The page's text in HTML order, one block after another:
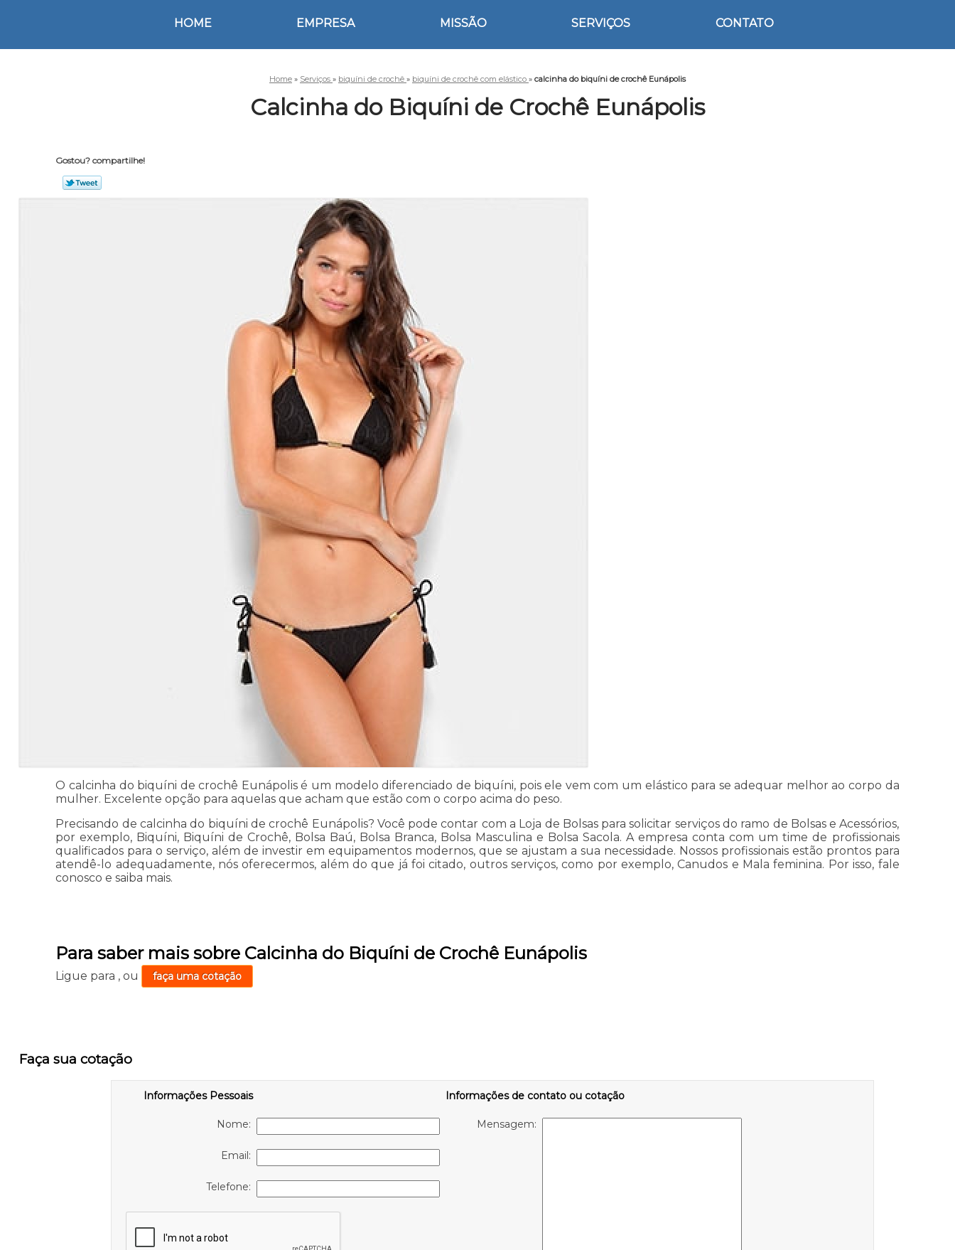
HOME EMPRESA MISSÃO SERVIÇOS CONTATO
Home » Serviços » biquíni de crochê » biquíni de crochê com elástico » calcinha do biquíni de crochê Eunápolis
Calcinha do Biquíni de Crochê Eunápolis
Gostou? compartilhe!
O calcinha do biquíni de crochê Eunápolis é um modelo diferenciado de biquíni, pois ele vem com um elástico para se adequar melhor ao corpo da
mulher. Excelente opção para aquelas que acham que estão com o corpo acima do peso.
Precisando de calcinha do biquíni de crochê Eunápolis? Você pode contar com a Loja de Bolsas para solicitar serviços do ramo de Bolsas e Acessórios,
por exemplo, Biquíni, Biquíni de Crochê, Bolsa Baú, Bolsa Branca, Bolsa Masculina e Bolsa Sacola. A empresa conta com um time de profissionais
qualificados para o serviço, além de investir em equipamentos modernos, que se ajustam a sua necessidade. Nossos profissionais estão prontos para
atendê-lo adequadamente, nós oferecermos, além do que já foi citado, outros serviços, como por exemplo, Canudos e Mala feminina. Por isso, fale
conosco e saiba mais.
Para saber mais sobre Calcinha do Biquíni de Crochê Eunápolis
Ligue para ,ou faça uma cotação
Faça sua cotação
Informações Pessoais
Nome:
Email:
Telefone:
Informações de contato ou cotação
Mensagem: